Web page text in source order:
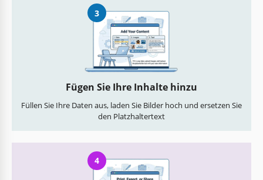
3
Fügen Sie Ihre Inhalte hinzu
Füllen Sie Ihre Daten aus, laden Sie Bilder hoch und ersetzen Sie
den Platzhaltertext
4